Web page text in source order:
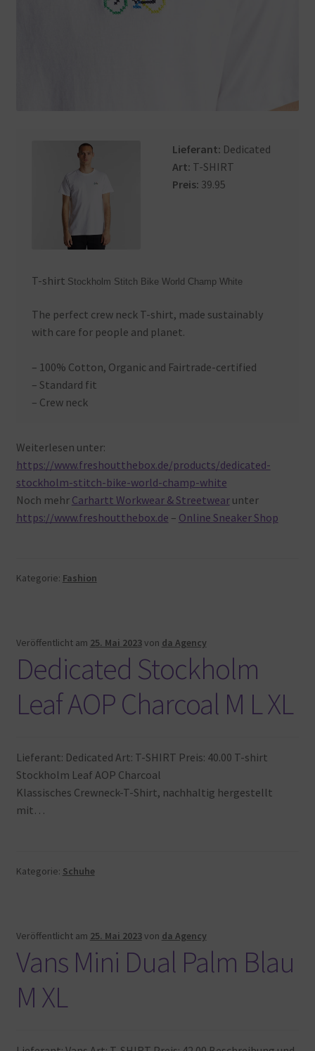
Lieferant: Dedicated
Art: T-SHIRT
Preis: 39.95
T-shirt Stockholm Stitch Bike World Champ White
The perfect crew neck T-shirt, made sustainably
with care for people and planet.
– 100% Cotton, Organic and Fairtrade-certified
– Standard fit
– Crew neck
Weiterlesen unter:
https://www.freshoutthebox.de/products/dedicated-
stockholm-stitch-bike-world-champ-white
Noch mehr Carhartt Workwear & Streetwearunter
https://www.freshoutthebox.de – Online Sneaker Shop
Kategorie: Fashion
Veröffentlicht am 25. Mai 2023von da Agency
Dedicated Stockholm
Leaf AOP Charcoal M L XL
Lieferant: Dedicated Art: T-SHIRT Preis: 40.00 T-shirt
Stockholm Leaf AOP Charcoal
Klassisches Crewneck-T-Shirt, nachhaltig hergestellt
mit…
Kategorie: Schuhe
Veröffentlicht am 25. Mai 2023von da Agency
Vans Mini Dual Palm Blau
M XL